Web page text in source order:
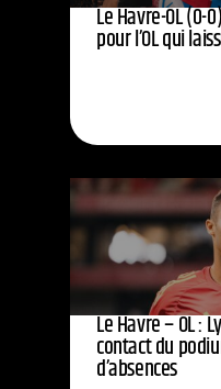
Le Havre-OL
pour l’OL qui
Le Havre – OL :
contact du
d’absences